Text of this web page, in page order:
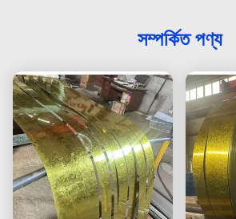
সম্পর্কিত পণ্য